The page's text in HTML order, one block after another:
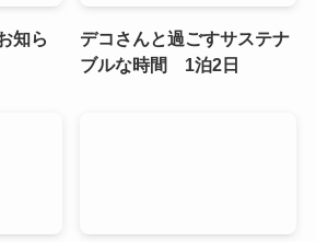
知ら
デコさんと過ごすサステナ
ブルな時間 1泊2日